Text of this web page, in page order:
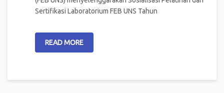
Sertifikasi Laboratorium FEB UNS Tahun
READ MORE